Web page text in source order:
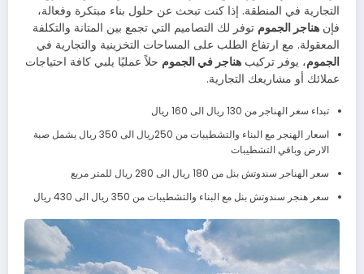
التجارية في المنطقة. إذا كنت تبحث عن حلول بناء مبتكرة وفعالة،
فإن هناجر الجموم توفر لك التصاميم التي تجمع بين المتانة والتكلفة
المعقولة. مع ارتفاع الطلب على المساحات التخزينية والتجارية في
الجموم، يوفر تركيب هناجر في الجموم حلاً عمليًا يلبي كافة احتياجات
عملائك أو مشاريعك التجارية.
تبداء سعر الهناجر من 130 ريال الى 160 ريال
اسعار الهنجر مع البناء والتشطيبات من 250ريال الى 350 ريال يشمل صبة
الارض وباقي التشطيبات
سعر الهناجر سندوتش بنل من 180 ريال الى 280 ريال للمتر مربع
سعر هنجر سندوتش بنل مع البناء والتشطيبات من 350 ريال الى 430 ريال